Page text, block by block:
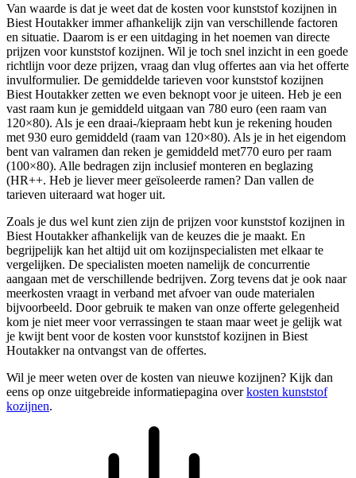
Van waarde is dat je weet dat de kosten voor kunststof kozijnen in
Biest Houtakker immer afhankelijk zijn van verschillende factoren
en situatie. Daarom is er een uitdaging in het noemen van directe
prijzen voor kunststof kozijnen. Wil je toch snel inzicht in een goede
richtlijn voor deze prijzen, vraag dan vlug offertes aan via het offerte
invulformulier. De gemiddelde tarieven voor kunststof kozijnen
Biest Houtakker zetten we even beknopt voor je uiteen. Heb je een
vast raam kun je gemiddeld uitgaan van 780 euro (een raam van
120×80). Als je een draai-/kiepraam hebt kun je rekening houden
met 930 euro gemiddeld (raam van 120×80). Als je in het eigendom
bent van valramen dan reken je gemiddeld met770 euro per raam
(100×80). Alle bedragen zijn inclusief monteren en beglazing
(HR++. Heb je liever meer geïsoleerde ramen? Dan vallen de
tarieven uiteraard wat hoger uit.
Zoals je dus wel kunt zien zijn de prijzen voor kunststof kozijnen in
Biest Houtakker afhankelijk van de keuzes die je maakt. En
begrijpelijk kan het altijd uit om kozijnspecialisten met elkaar te
vergelijken. De specialisten moeten namelijk de concurrentie
aangaan met de verschillende bedrijven. Zorg tevens dat je ook naar
meerkosten vraagt in verband met afvoer van oude materialen
bijvoorbeeld. Door gebruik te maken van onze offerte gelegenheid
kom je niet meer voor verrassingen te staan maar weet je gelijk wat
je kwijt bent voor de kosten voor kunststof kozijnen in Biest
Houtakker na ontvangst van de offertes.
Wil je meer weten over de kosten van nieuwe kozijnen? Kijk dan
eens op onze uitgebreide informatiepagina overkosten kunststof
kozijnen.